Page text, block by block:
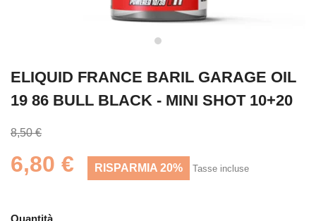
ELIQUID FRANCE BARIL GARAGE OIL
19 86 BULL BLACK - MINI SHOT 10+20
8,50 €
6,80 € RISPARMIA 20% Tasse incluse
Quantità